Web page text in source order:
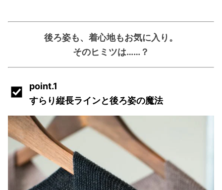
後ろ姿も、着心地もお気に入り。
そのヒミツは……？
point.1
すらり縦長ラインと後ろ姿の魔法